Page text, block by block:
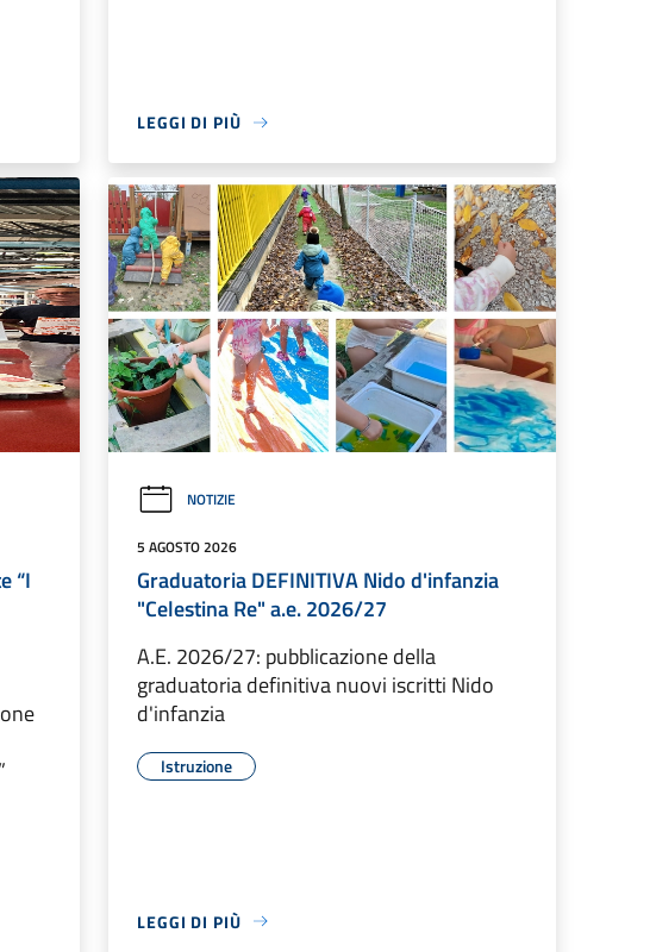
LEGGI DI PIÙ
“I
NOTIZIE
5 AGOSTO 2026
Graduatoria DEFINITIVA Nido d'infanzia
"Celestina Re" a.e. 2026/27
A.E. 2026/27: pubblicazione della
graduatoria definitiva nuovi iscritti Nido
d'infanzia
Istruzione
LEGGI DI PIÙ